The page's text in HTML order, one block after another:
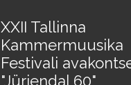
XXII Tallinna
Kammermuusika
Festivali
"Jürjendal 60"